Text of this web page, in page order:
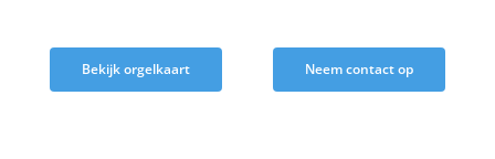
Bekijk orgelkaart Neem contact op